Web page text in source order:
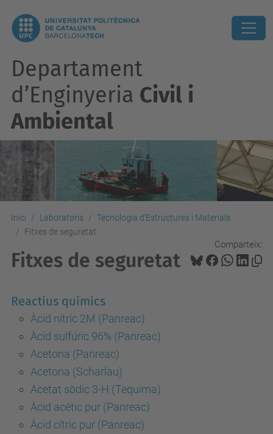
Departament
d’Enginyeria Civil i
Ambiental
Inici Laboratoris
Tecnologia d’Estructures i Materials
Fitxes de seguretat
Comparteix:
Fitxes de seguretat
Reactius químics
Àcid nítric 2M (Panreac)
Àcid sulfúric 96% (Panreac)
Acetona (Panreac)
Acetona (Scharlau)
Acetat sòdic 3-H (Tequima)
Àcid acètic pur (Panreac)
Àcid cítric pur (Panreac)